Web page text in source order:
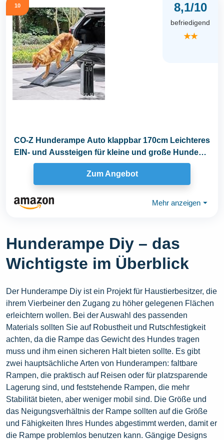
10 8,1/10
befriedigend
★★
CO-Z Hunderampe Auto klappbar 170cm Leichteres
EIN- und Aussteigen für kleine und große Hunde
Zum Angebot
Mehr anzeigen ⏷
Hunderampe Diy – das
Wichtigste im Überblick
Der Hunderampe Diy ist ein Projekt für Haustierbesitzer, die
ihrem Vierbeiner den Zugang zu höher gelegenen Flächen
erleichtern wollen. Bei der Auswahl des passenden
Materials sollten Sie auf Robustheit und Rutschfestigkeit
achten, da die Rampe das Gewicht des Hundes tragen
muss und ihm einen sicheren Halt bieten sollte. Es gibt
zwei hauptsächliche Arten von Hunderampen: faltbare
Rampen, die praktisch auf Reisen oder für platzsparende
Lagerung sind, und feststehende Rampen, die mehr
Stabilität bieten, aber weniger mobil sind. Die Größe und
das Neigungsverhältnis der Rampe sollten auf die Größe
und Fähigkeiten Ihres Hundes abgestimmt werden, damit er
die Rampe problemlos benutzen kann. Gängige Designs